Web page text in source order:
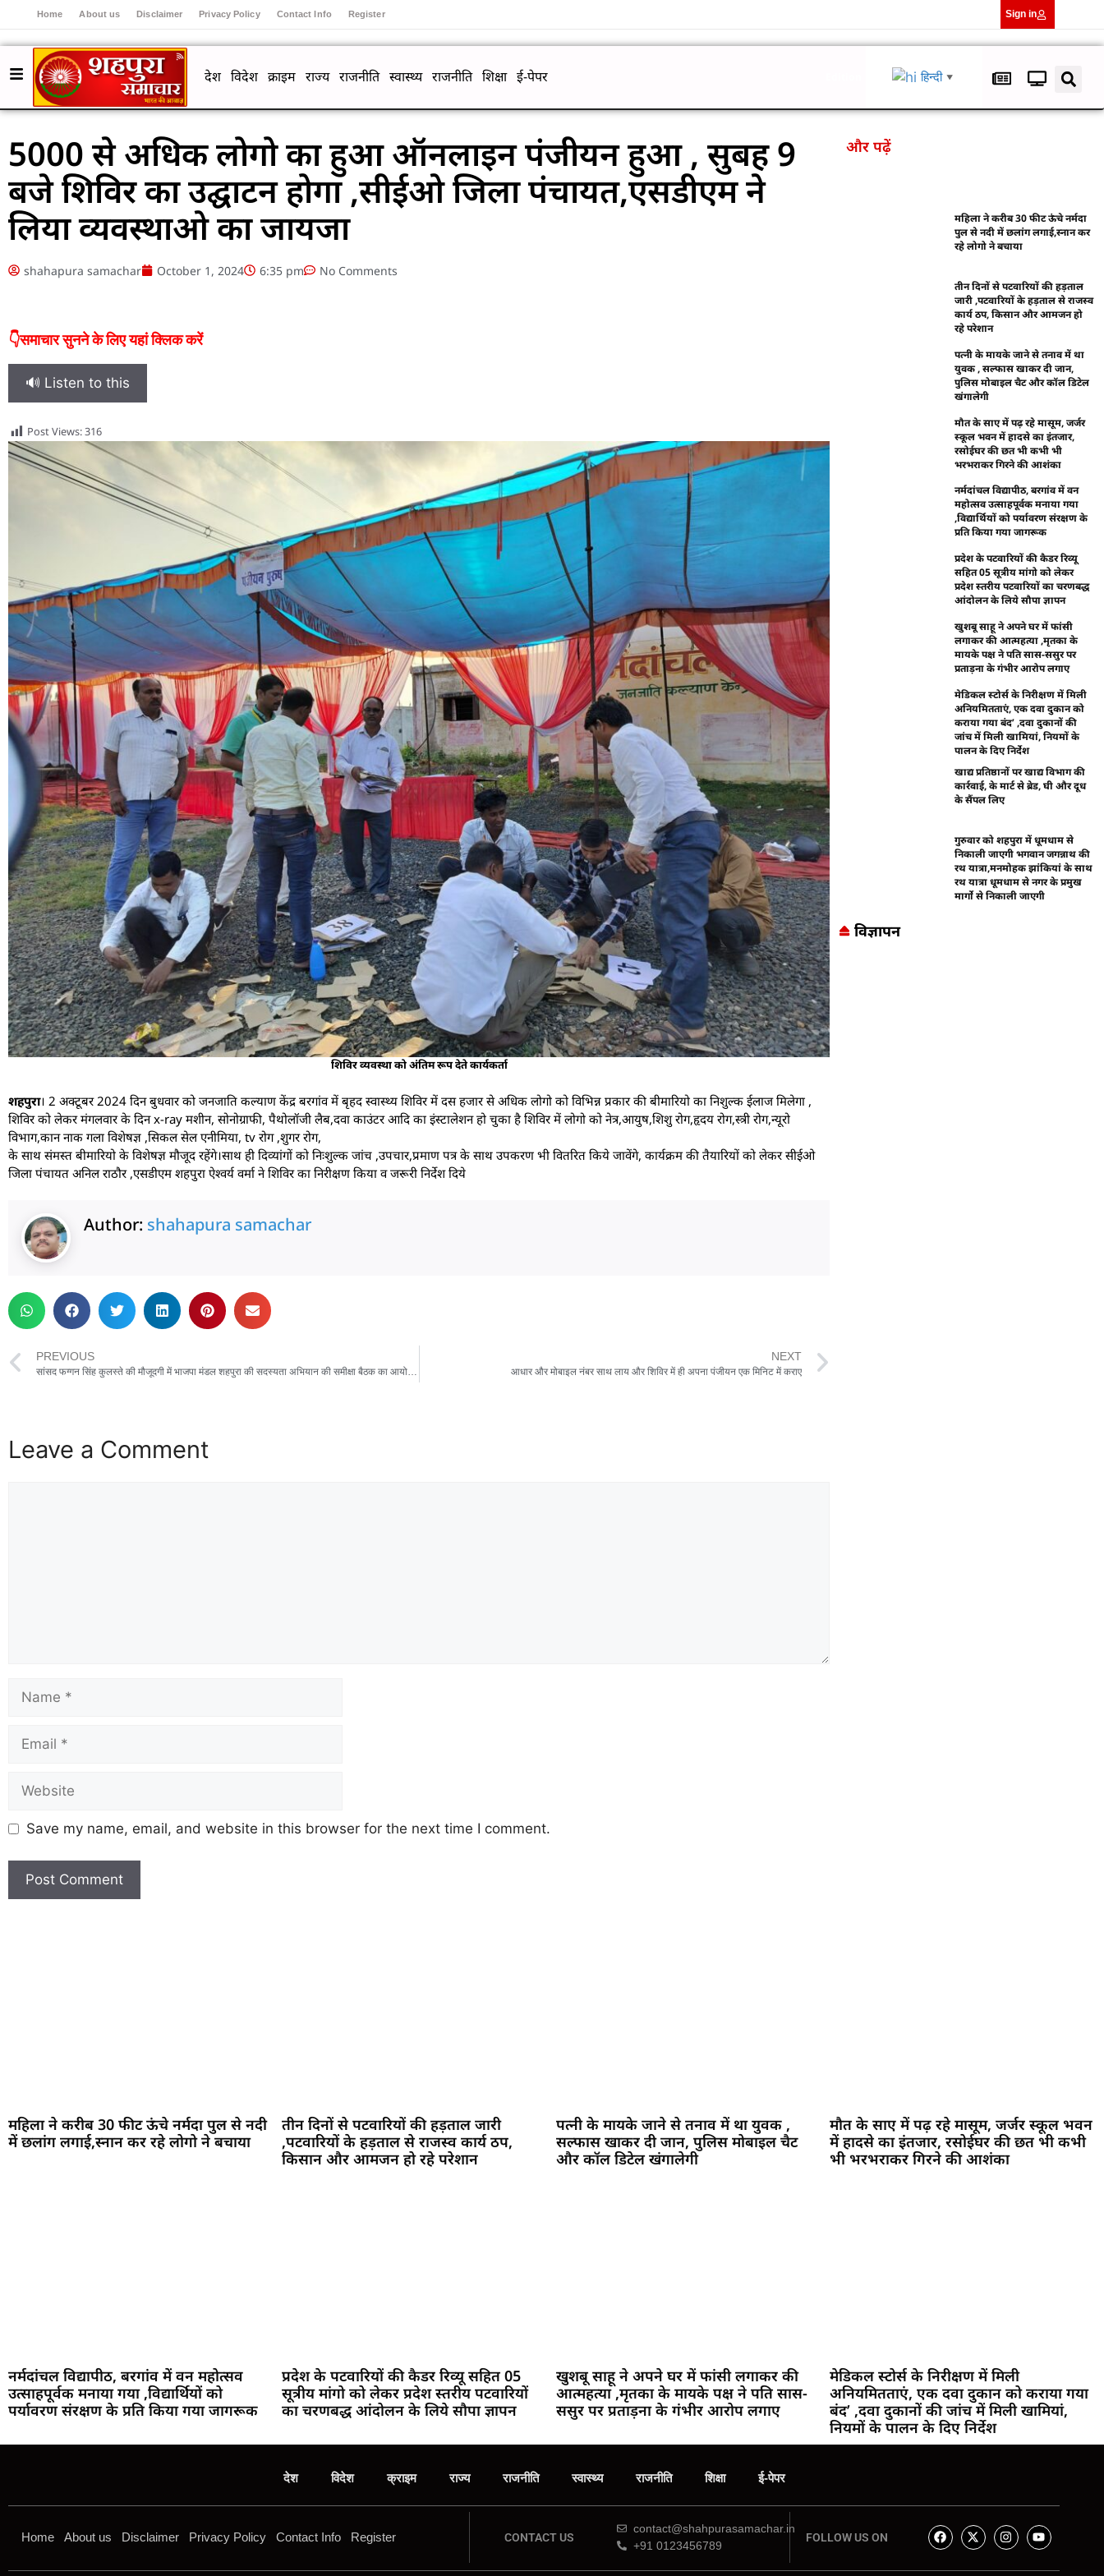
Home About us Disclaimer Privacy Policy Contact Info Register Sign in
देश विदेश क्राइम राज्य राजनीति स्वास्थ्य राजनीति शिक्षा ई-पेपर हिन्दी ▼
5000 से अधिक लोगो का हुआ ऑनलाइन पंजीयन हुआ , सुबह 9
बजे शिविर का उद्घाटन होगा ,सीईओ जिला पंचायत,एसडीएम ने
लिया व्यवस्थाओ का जायजा
shahapura samachar October 1, 2024 6:35 pm No Comments
👇समाचार सुनने के लिए यहां क्लिक करें
🔊 Listen to this
Post Views:316
शिविर व्यवस्था को अंतिम रूप देते कार्यकर्ता
शहपुरा। 2 अक्टूबर 2024 दिन बुधवार को जनजाति कल्याण केंद्र बरगांव में बृहद स्वास्थ्य शिविर में दस हजार से अधिक लोगो को विभिन्न प्रकार की बीमारियो का निशुल्क ईलाज मिलेगा ,
शिविर को लेकर मंगलवार के दिन x-ray मशीन, सोनोग्राफी, पैथोलॉजी लैब,दवा काउंटर आदि का इंस्टालेशन हो चुका है शिविर में लोगो को नेत्र,आयुष,शिशु रोग,हृदय रोग,स्त्री रोग,न्यूरो
विभाग,कान नाक गला विशेषज्ञ ,सिकल सेल एनीमिया, tv रोग ,शुगर रोग,
के साथ संमस्त बीमारियो के विशेषज्ञ मौजूद रहेंगे।साथ ही दिव्यांगों को निःशुल्क जांच ,उपचार,प्रमाण पत्र के साथ उपकरण भी वितरित किये जावेंगे, कार्यक्रम की तैयारियों को लेकर सीईओ
जिला पंचायत अनिल राठौर ,एसडीएम शहपुरा ऐश्वर्य वर्मा ने शिविर का निरीक्षण किया व जरूरी निर्देश दिये
Author: shahapura samachar
PREVIOUS
सांसद फग्गन सिंह कुलस्ते की मौजूदगी में भाजपा मंडल शहपुरा की सदस्यता अभियान की समीक्षा बैठक का आयोजन
NEXT
आधार और मोबाइल नंबर साथ लाय और शिविर में ही अपना पंजीयन एक मिनिट में कराए
Leave a Comment
Save my name, email, and website in this browser for the next time I comment.
और पढ़ें
महिला ने करीब 30 फीट ऊंचे नर्मदा
पुल से नदी में छलांग लगाई,स्नान कर
रहे लोगो ने बचाया
तीन दिनों से पटवारियों की हड़ताल
जारी ,पटवारियों के हड़ताल से राजस्व
कार्य ठप, किसान और आमजन हो
रहे परेशान
पत्नी के मायके जाने से तनाव में था
युवक , सल्फास खाकर दी जान,
पुलिस मोबाइल चैट और कॉल डिटेल
खंगालेगी
मौत के साए में पढ़ रहे मासूम, जर्जर
स्कूल भवन में हादसे का इंतजार,
रसोईघर की छत भी कभी भी
भरभराकर गिरने की आशंका
नर्मदांचल विद्यापीठ, बरगांव में वन
महोत्सव उत्साहपूर्वक मनाया गया
,विद्यार्थियों को पर्यावरण संरक्षण के
प्रति किया गया जागरूक
प्रदेश के पटवारियों की कैडर रिव्यू
सहित 05 सूत्रीय मांगो को लेकर
प्रदेश स्तरीय पटवारियों का चरणबद्ध
आंदोलन के लिये सौपा ज्ञापन
खुशबू साहू ने अपने घर में फांसी
लगाकर की आत्महत्या ,मृतका के
मायके पक्ष ने पति सास-ससुर पर
प्रताड़ना के गंभीर आरोप लगाए
मेडिकल स्टोर्स के निरीक्षण में मिली
अनियमितताएं, एक दवा दुकान को
कराया गया बंद’ ,दवा दुकानों की
जांच में मिली खामियां, नियमों के
पालन के दिए निर्देश
खाद्य प्रतिष्ठानों पर खाद्य विभाग की
कार्रवाई, के मार्ट से ब्रेड, घी और दूध
के सैंपल लिए
गुरुवार को शहपुरा में धूमधाम से
निकाली जाएगी भगवान जगन्नाथ की
रथ यात्रा,मनमोहक झांकियां के साथ
रथ यात्रा धूमधाम से नगर के प्रमुख
मार्गो से निकाली जाएगी
विज्ञापन
महिला ने करीब 30 फीट ऊंचे नर्मदा पुल से नदी
में छलांग लगाई,स्नान कर रहे लोगो ने बचाया
तीन दिनों से पटवारियों की हड़ताल जारी
,पटवारियों के हड़ताल से राजस्व कार्य ठप,
किसान और आमजन हो रहे परेशान
पत्नी के मायके जाने से तनाव में था युवक ,
सल्फास खाकर दी जान, पुलिस मोबाइल चैट
और कॉल डिटेल खंगालेगी
मौत के साए में पढ़ रहे मासूम, जर्जर स्कूल भवन
में हादसे का इंतजार, रसोईघर की छत भी कभी
भी भरभराकर गिरने की आशंका
नर्मदांचल विद्यापीठ, बरगांव में वन महोत्सव
उत्साहपूर्वक मनाया गया ,विद्यार्थियों को
पर्यावरण संरक्षण के प्रति किया गया जागरूक
प्रदेश के पटवारियों की कैडर रिव्यू सहित 05
सूत्रीय मांगो को लेकर प्रदेश स्तरीय पटवारियों
का चरणबद्ध आंदोलन के लिये सौपा ज्ञापन
खुशबू साहू ने अपने घर में फांसी लगाकर की
आत्महत्या ,मृतका के मायके पक्ष ने पति सास-
ससुर पर प्रताड़ना के गंभीर आरोप लगाए
मेडिकल स्टोर्स के निरीक्षण में मिली
अनियमितताएं, एक दवा दुकान को कराया गया
बंद’ ,दवा दुकानों की जांच में मिली खामियां,
नियमों के पालन के दिए निर्देश
देश विदेश क्राइम राज्य राजनीति स्वास्थ्य राजनीति शिक्षा ई-पेपर
Home About us Disclaimer Privacy Policy Contact Info Register CONTACT US
contact@shahpurasamachar.in
+91 0123456789
FOLLOW US ON